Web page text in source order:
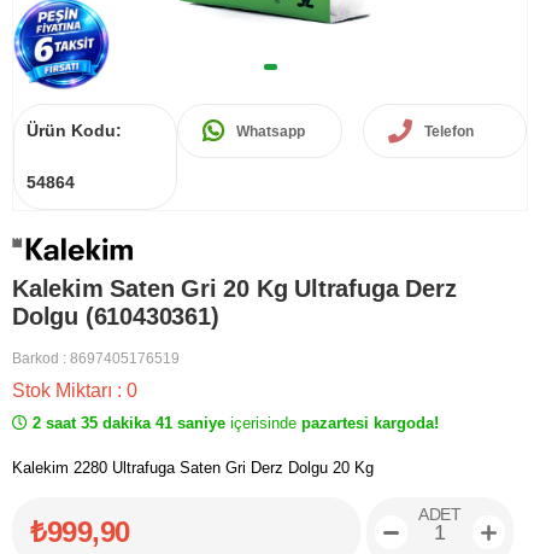
Ürün Kodu:
54864
Whatsapp Telefon
Kalekim Saten Gri 20 Kg Ultrafuga Derz
Dolgu (610430361)
Barkod : 8697405176519
Stok Miktarı : 0
2 saat 35 dakika 41 saniye içerisinde pazartesi kargoda!
Kalekim 2280 Ultrafuga Saten Gri Derz Dolgu 20 Kg
₺999,90
ADET